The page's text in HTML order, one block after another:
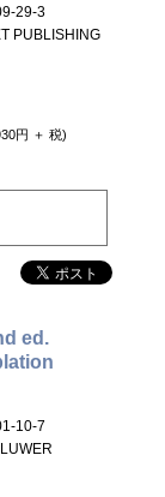
29-3
PUBLISHING
円 ＋ 税)
ed.
10-7